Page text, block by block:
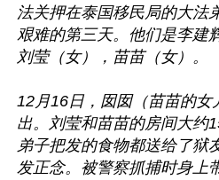
法关押在泰国移民局的大法
艰难的第三天。他们是李建
刘莹（女），苗苗（女）。
12月16日，囡囡（苗苗的女
出。刘莹和苗苗的房间大约
弟子把发的食物都送给了狱
发正念。被警察抓捕时身上